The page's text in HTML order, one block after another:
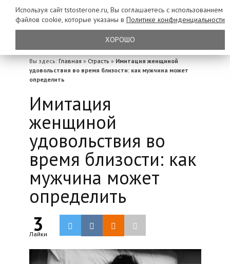
Вы здесь: Главная » Страсть » Имитация женщиной
удовольствия во время близости: как мужчина может
определить
Имитация
женщиной
удовольствия во
время близости: как
мужчина может
определить
3
Лайки
Используя сайт tstosterone.ru, Вы соглашаетесь с использованием
файлов cookie, которые указаны в Политике конфиденциальности
ХОРОШО